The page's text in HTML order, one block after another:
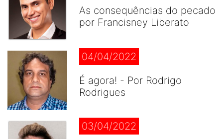
As consequências do pecado
por Francisney Liberato
04/04/2022
É agora! - Por Rodrigo
Rodrigues
03/04/2022